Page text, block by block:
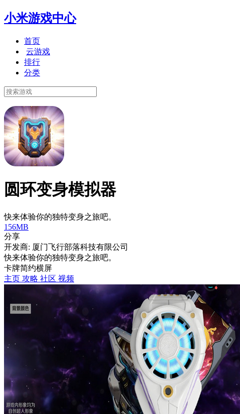
小米游戏中心
首页
云游戏
排行
分类
圆环变身模拟器
快来体验你的独特变身之旅吧。
156MB
分享
开发商: 厦门飞行部落科技有限公司
快来体验你的独特变身之旅吧。
卡牌简约横屏
主页 攻略 社区 视频